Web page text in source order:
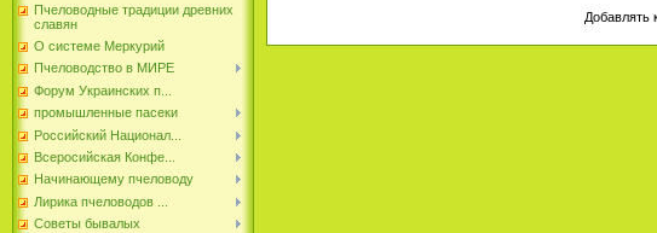
Пчеловодные традиции древних
славян
О системе Меркурий
Пчеловодство в МИРЕ
Форум Украинских п...
промышленные пасеки
Российский Национал...
Всеросийская Конфе...
Начинающему пчеловоду
Лирика пчеловодов ...
Советы бывалых
Добавлять